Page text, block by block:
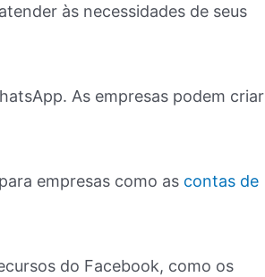
às necessidades de seus
As empresas podem criar
empresas como as contas de
do Facebook, como os